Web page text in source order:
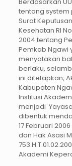
tentang system
Surat
Kesehatan RI
2004 tentang
Pemkab Ngawi
menyatakan
berlaku,
ini ditetapkan,
Kabupaten
Institusi
menjadi
dibentuk
17 Februari
dan Hak Asasi
Akademi